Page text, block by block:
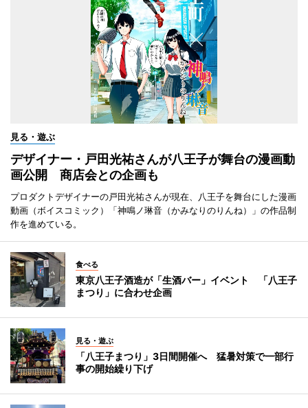
見る・遊ぶ
デザイナー・戸田光祐さんが八王子が舞台の漫画動
画公開 商店会との企画も
プロダクトデザイナーの戸田光祐さんが現在、八王子を舞台にした漫画
動画（ボイスコミック）「神鳴ノ琳音（かみなりのりんね）」の作品制
作を進めている。
食べる
東京八王子酒造が「生酒バー」イベント 「八王子
まつり」に合わせ企画
見る・遊ぶ
「八王子まつり」3日間開催へ 猛暑対策で一部行
事の開始繰り下げ